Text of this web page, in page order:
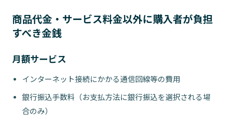
商品代金・サービス料金以外に購入者が負担
すべき金銭
月額サービス
インターネット接続にかかる通信回線等の費用
銀行振込手数料（お支払方法に銀行振込を選択される場
合のみ）